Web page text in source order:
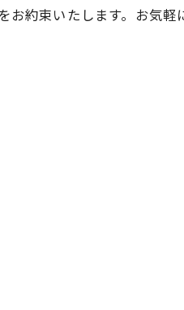
お約束いたします。お気軽